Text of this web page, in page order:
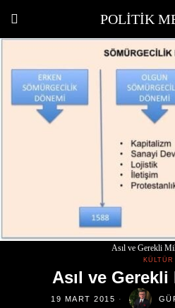
POLITIK
Asıl ve Gerekli
KÜLTÜR
Asıl ve
19 MART 2015